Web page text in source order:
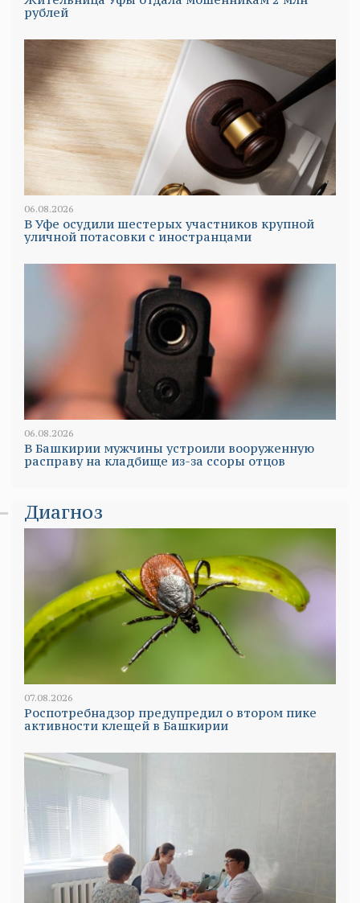
рублей
06.08.2026
В Уфе осудили шестерых участников крупной
уличной потасовки с иностранцами
06.08.2026
В Башкирии мужчины устроили вооруженную
расправу на кладбище из-за ссоры отцов
Диагноз
07.08.2026
Роспотребнадзор предупредил о втором пике
активности клещей в Башкирии